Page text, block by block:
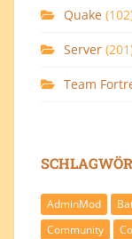
Quake
Server
Team
AdminMod
Community